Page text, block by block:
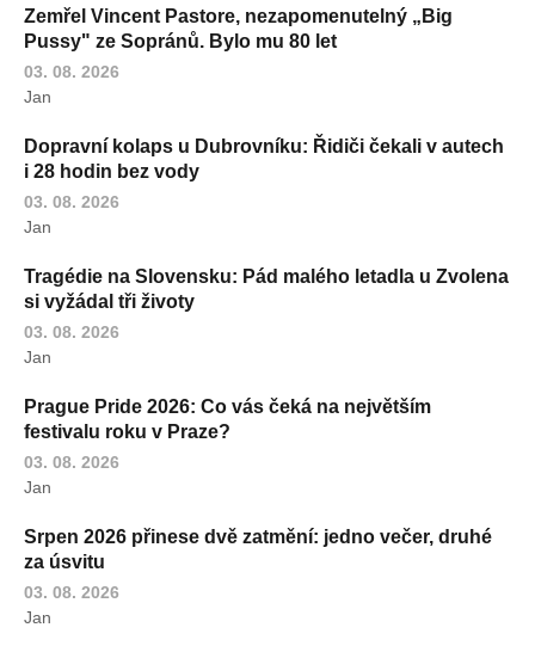
Zemřel Vincent Pastore, nezapomenutelný „Big
Pussy" ze Sopránů. Bylo mu 80 let
03. 08. 2026
Jan
Dopravní kolaps u Dubrovníku: Řidiči čekali v autech
i 28 hodin bez vody
03. 08. 2026
Jan
Tragédie na Slovensku: Pád malého letadla u Zvolena
si vyžádal tři životy
03. 08. 2026
Jan
Prague Pride 2026: Co vás čeká na největším
festivalu roku v Praze?
03. 08. 2026
Jan
Srpen 2026 přinese dvě zatmění: jedno večer, druhé
za úsvitu
03. 08. 2026
Jan